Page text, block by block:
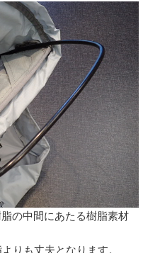
の中間にあたる樹脂素材
りも丈夫となります。